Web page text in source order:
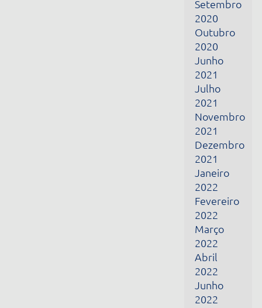
2021
Janeiro
2022
Fevereiro
Março
2022
Abril
2022
Junho
2022
Julho
2022
Fevereiro
2024
Março
2024
Abril
2024
Maio
2024
Junho
Fevereiro